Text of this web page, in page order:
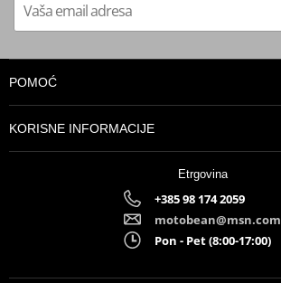
POMOĆ
KORISNE INFORMACIJE
Etrgovina
+385 98 174 2059
motobean@msn.com
Pon - Pet (8:00-17:00)